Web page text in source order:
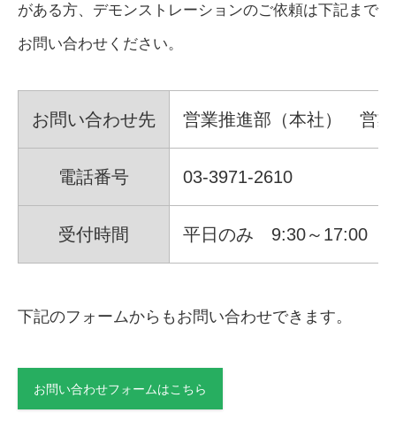
がある方、デモンストレーションのご依頼は下記まで
お問い合わせください。
お問い合わせ先 営業推進部（本社） 営
電話番号 03-3971-2610
受付時間 平日のみ 9:30～17:00
下記のフォームからもお問い合わせできます。
お問い合わせフォームはこちら